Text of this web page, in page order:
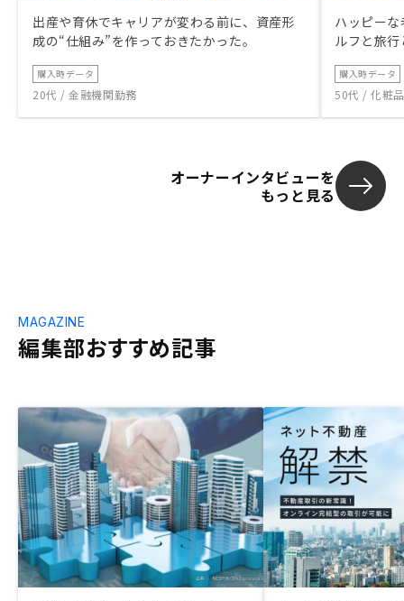
出産や育休でキャリアが変わる前に、資産形
成の“仕組み”を作っておきたかった。
購入時データ
20代 / 金融機関勤務
ハッピー
ルフと旅
購入時データ
50代 / 化粧
オーナーインタビューを
もっと見る
編集部おすすめ記事
MAGAZINE